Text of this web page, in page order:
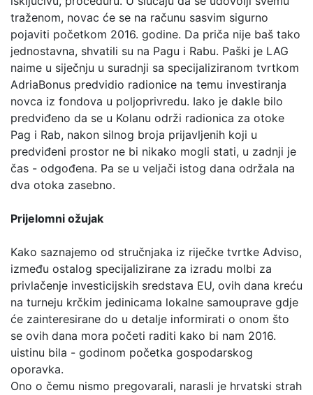
traženom, novac će se na računu sasvim sigurno
pojaviti početkom 2016. godine. Da priča nije baš tako
jednostavna, shvatili su na Pagu i Rabu. Paški je LAG
naime u siječnju u suradnji sa specijaliziranom tvrtkom
AdriaBonus predvidio radionice na temu investiranja
novca iz fondova u poljoprivredu. Iako je dakle bilo
predviđeno da se u Kolanu održi radionica za otoke
Pag i Rab, nakon silnog broja prijavljenih koji u
predviđeni prostor ne bi nikako mogli stati, u zadnji je
čas - odgođena. Pa se u veljači istog dana održala na
dva otoka zasebno.
Prijelomni ožujak
Kako saznajemo od stručnjaka iz riječke tvrtke Adviso,
između ostalog specijalizirane za izradu molbi za
privlačenje investicijskih sredstava EU, ovih dana kreću
na turneju krčkim jedinicama lokalne samouprave gdje
će zainteresirane do u detalje informirati o onom što
se ovih dana mora početi raditi kako bi nam 2016.
uistinu bila - godinom početka gospodarskog
oporavka.
Ono o čemu nismo pregovarali, narasli je hrvatski strah